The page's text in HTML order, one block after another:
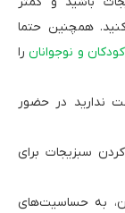
همچنین حتما
و نوجوانان را
ندارید در حضور
سبزیجات برای
به حساسیت‌های